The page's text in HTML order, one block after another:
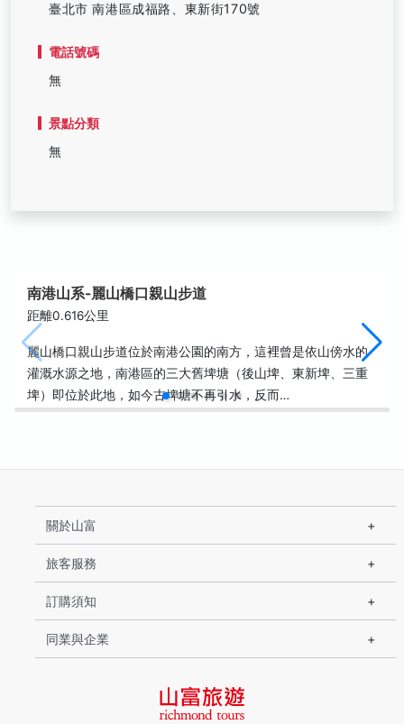
臺北市 南港區成福路、東新街170號
電話號碼
無
景點分類
無
南港山系-麗山橋口親山步道
距離0.616公里
麗山橋口親山步道位於南港公園的南方，這裡曾是依山傍水的
灌溉水源之地，南港區的三大舊埤塘（後山埤、東新埤、三重
埤）即位於此地，如今古埤塘不再引水，反而…
關於山富
旅客服務
訂購須知
同業與企業